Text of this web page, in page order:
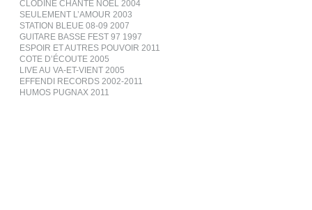
CLODINE CHANTE NOËL 2004
SEULEMENT L’AMOUR 2003
STATION BLEUE 08-09 2007
GUITARE BASSE FEST 97 1997
ESPOIR ET AUTRES POUVOIR 2011
COTE D’ÉCOUTE 2005
LIVE AU VA-ET-VIENT 2005
EFFENDI RECORDS 2002-2011
HUMOS PUGNAX 2011